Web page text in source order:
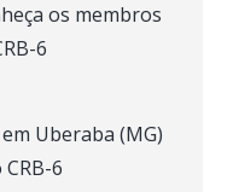
os membros
6
Uberaba (MG)
6